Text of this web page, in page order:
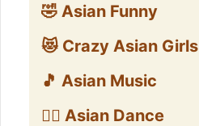
🤣 Asian Funny
😻 Crazy Asian Girls
🎵 Asian Music
👯‍♀️ Asian Dance